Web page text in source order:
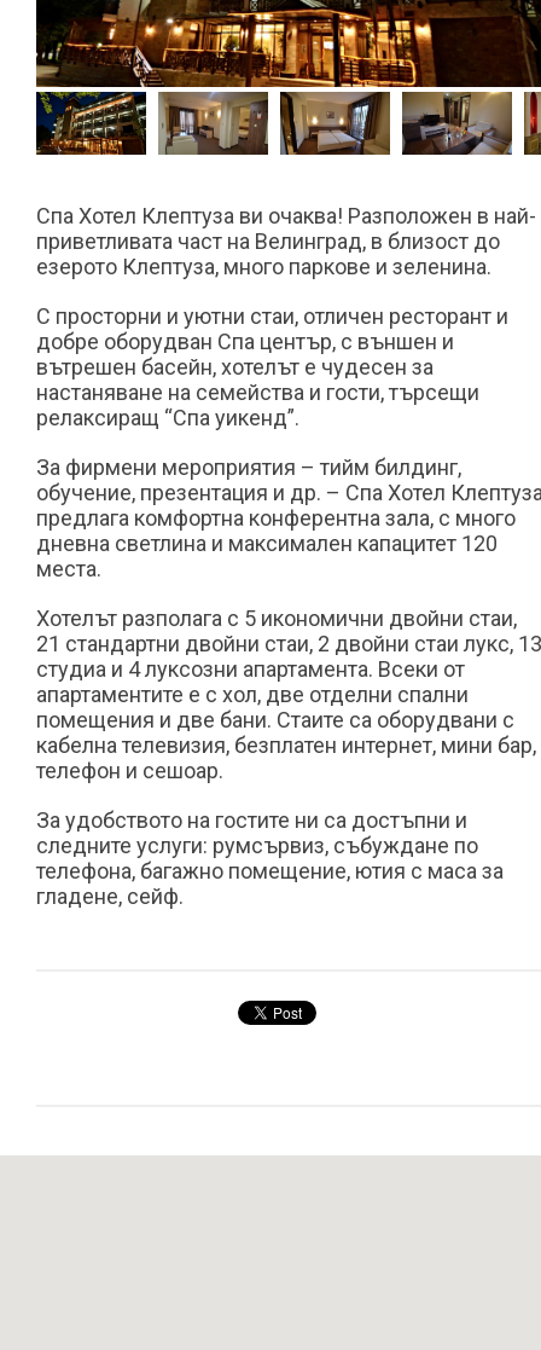
Спа Хотел Клептуза ви очаква! Разположен в най-
приветливата част на Велинград, в близост до
езерото Клептуза, много паркове и зеленина.
С просторни и уютни стаи, отличен ресторант и
добре оборудван Спа център, с външен и
вътрешен басейн, хотелът е чудесен за
настаняване на семейства и гости, търсещи
релаксиращ “Спа уикенд”.
За фирмени мероприятия – тийм билдинг,
обучение, презентация и др. – Спа Хотел
предлага комфортна конферентна зала, с много
дневна светлина и максимален капацитет 120
места.
Хотелът разполага с 5 икономични двойни стаи,
21 стандартни двойни стаи, 2 двойни стаи лукс, 13
студиа и 4 луксозни апартамента. Всеки от
апартаментите е с хол, две отделни спални
помещения и две бани. Стаите са оборудвани с
кабелна телевизия, безплатен интернет, мини бар,
телефон и сешоар.
За удобството на гостите ни са достъпни и
следните услуги: румсървиз, събуждане по
телефона, багажно помещение, ютия с маса за
гладене, сейф.